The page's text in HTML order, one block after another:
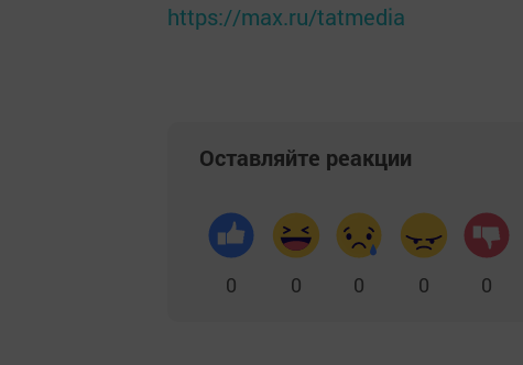
https://max.ru/tatmedia
Оставляйте реакции
0 0 0 0 0